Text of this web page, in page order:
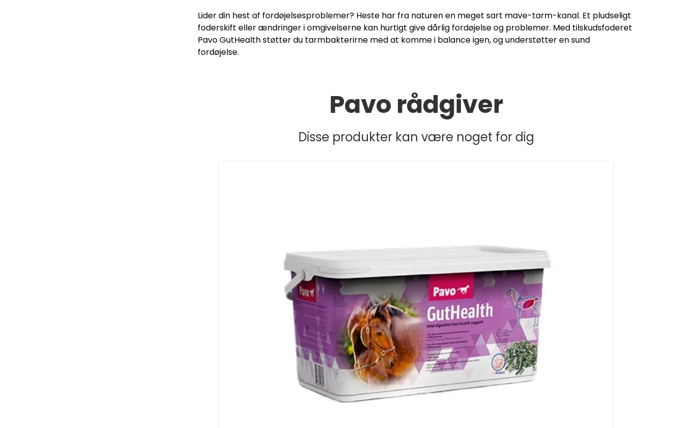
Lider din hest af fordøjelsesproblemer? Heste har fra naturen en meget sart mave-tarm-kanal. Et pludseligt
foderskift eller ændringer i omgivelserne kan hurtigt give dårlig fordøjelse og problemer. Med tilskudsfoderet
Pavo GutHealth støtter du tarmbakterirne med at komme i balance igen, og understøtter en sund
fordøjelse.
Pavo rådgiver
Disse produkter kan være noget for dig